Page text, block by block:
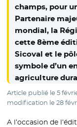
champs, pour
Partenaire
mondial, la
cette 8ème
Sicoval et le
symbole d’un
agriculture
Article publié le5
modification le28
A l’occasion de